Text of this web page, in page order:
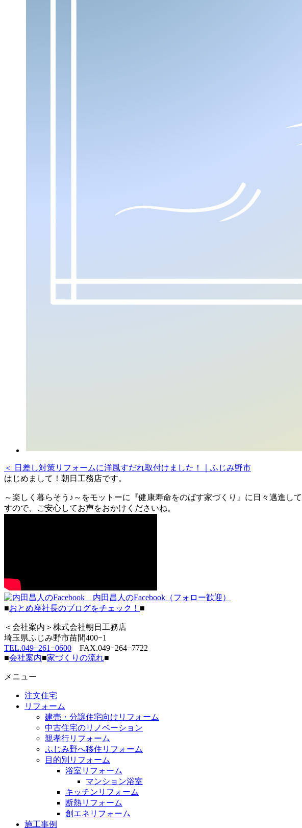
＜ 日差し対策リフォームに洋風すだれ取付けました！｜ふじみ野市
はじめまして！朝日工務店です。
～楽しく暮らそう♪～をモットーに『健康寿命をのばす家づくり』に日々邁進し
すので、ご安心してお声をおかけくださいね。
内田昌人のFacebook（フォロー歓迎）
■おとめ座社長のブログをチェック！ ■
＜会社案内＞株式会社朝日工務店
埼玉県ふじみ野市苗間400−1
TEL.049−261−0600 FAX.049−264−7722
■会社案内■家づくりの流れ■
メニュー
注文住宅
リフォーム
建売・分譲住宅向けリフォーム
中古住宅のリノベーション
親孝行リフォーム
ふじみ野へ移住リフォーム
目的別リフォーム
浴室リフォーム
マンション浴室
キッチンリフォーム
断熱リフォーム
創エネリフォーム
施工事例